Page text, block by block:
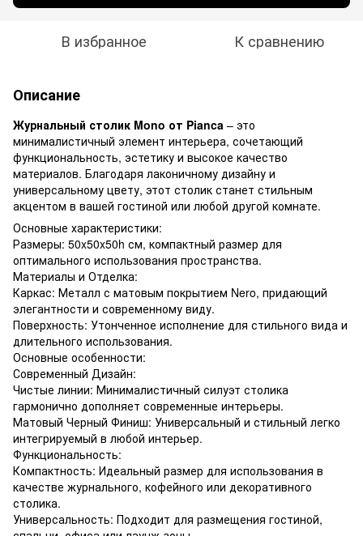
В избранное К сравнению
Описание
Журнальный столик Mono от Pianca – это
минималистичный элемент интерьера, сочетающий
функциональность, эстетику и высокое качество
материалов. Благодаря лаконичному дизайну и
универсальному цвету, этот столик станет стильным
акцентом в вашей гостиной или любой другой комнате.
Основные характеристики:
Размеры: 50x50x50h см, компактный размер для
оптимального использования пространства.
Материалы и Отделка:
Каркас: Металл с матовым покрытием Nero, придающий
элегантности и современному виду.
Поверхность: Утонченное исполнение для стильного вида и
длительного использования.
Основные особенности:
Современный Дизайн:
Чистые линии: Минималистичный силуэт столика
гармонично дополняет современные интерьеры.
Матовый Черный Финиш: Универсальный и стильный легко
интегрируемый в любой интерьер.
Функциональность:
Компактность: Идеальный размер для использования в
качестве журнального, кофейного или декоративного
столика.
Универсальность: Подходит для размещения гостиной,